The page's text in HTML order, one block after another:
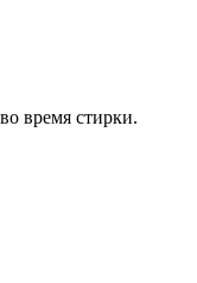
время стирки.